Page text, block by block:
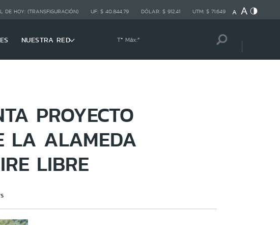
DE HOY: (TRANSFIGURACIÓN) UF: $ 40.844,79 DÓLAR: $ 912,41 UTM: $ 71.649
NUESTRA RED Tª Máx:º
PROYECTO
LA ALAMEDA
LIBRE